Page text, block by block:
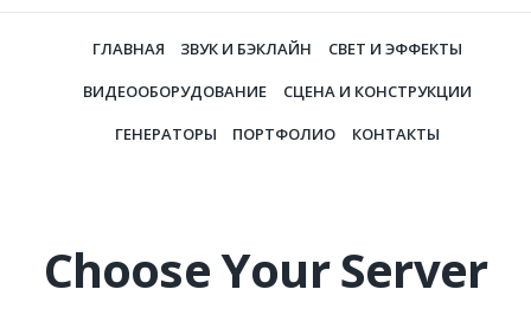
ГЛАВНАЯ ЗВУК И БЭКЛАЙН
СВЕТ И ЭФФЕКТЫ
ВИДЕООБОРУДОВАНИЕ
СЦЕНА И КОНСТРУКЦИИ
ГЕНЕРАТОРЫ
ПОРТФОЛИО КОНТАКТЫ
Choose Your Server